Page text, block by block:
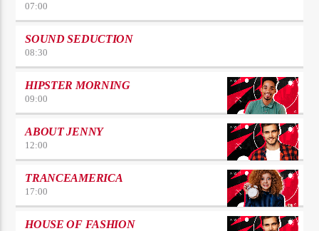
07:00
SOUND SEDUCTION
08:30
HIPSTER MORNING
09:00
ABOUT JENNY
12:00
TRANCEAMERICA
17:00
HOUSE OF FASHION